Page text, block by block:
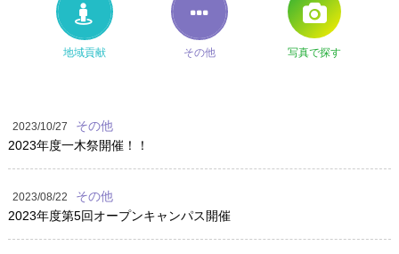
地域貢献 その他 写真で探す
2023/10/27
その他
2023年度一木祭開催！！
2023/08/22
その他
2023年度第5回オープンキャンパス開催